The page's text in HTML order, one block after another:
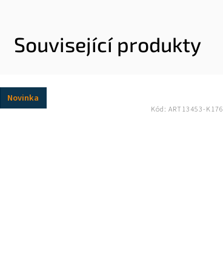
Související produkty
Novinka
Kód: ART13453-K176